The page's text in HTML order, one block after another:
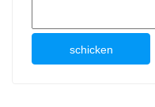
schicken